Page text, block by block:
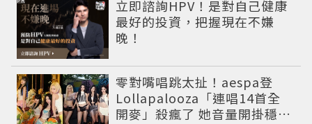
立即諮詢HPV！是對自己健康
最好的投資，把握現在不嫌
晚！
零對嘴唱跳太扯！aespa登
Lollapalooza「連唱14首全
開麥」殺瘋了 她音量開掛穩到